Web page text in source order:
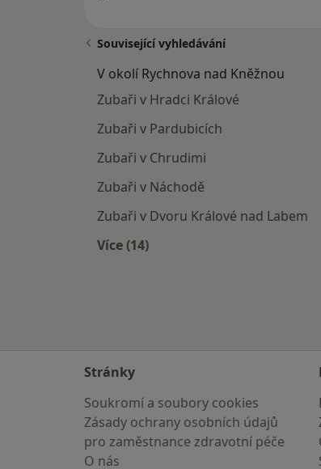
Související vyhledávání
V okolí Rychnova nad Kněžnou
Zubaři v Hradci Králové
Zubaři v Pardubicích
Zubaři v Chrudimi
Zubaři v Náchodě
Zubaři v Dvoru Králové nad Labem
Více (14)
Stránky
Soukromí a soubory cookies
Zásady ochrany osobních údajů
pro zaměstnance zdravotní péče
O nás